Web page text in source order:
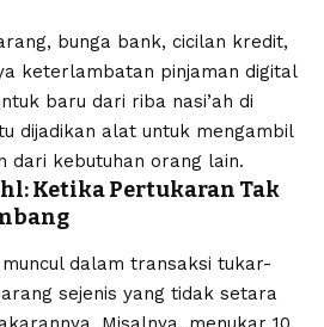
bunga bank, cicilan kredit,
keterlambatan pinjaman digital
baru dari riba nasi’ah di
dijadikan alat untuk mengambil
dari kebutuhan orang lain.
Ketika Pertukaran Tak
muncul dalam transaksi tukar-
sejenis yang tidak setara